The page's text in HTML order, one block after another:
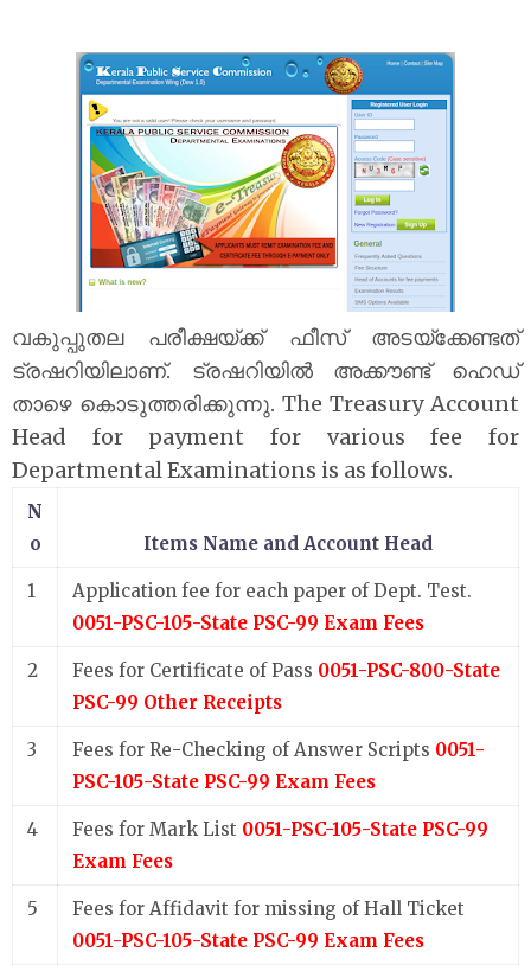
വകുപ്പുതല പരീക്ഷയ്ക്ക് ഫീസ് അടയ്‌ക്കേണ്ടത്
ട്രഷറിയിലാണ്. ട്രഷറിയിൽ അക്കൗണ്ട് ഹെഡ്
താഴെ കൊടുത്തരിക്കുന്നു. The Treasury Account
Head for payment for various fee for
Departmental Examinations is as follows.
N
o
Items Name and Account Head
1
Application fee for each paper of Dept. Test.
0051-PSC-105-State PSC-99 Exam Fees
2 Fees for Certificate of Pass 0051-PSC-800-State
PSC-99 Other Receipts
3 Fees for Re-Checking of Answer Scripts 0051-
PSC-105-State PSC-99 Exam Fees
4 Fees for Mark List 0051-PSC-105-State PSC-99
Exam Fees
5
Fees for Affidavit for missing of Hall Ticket
0051-PSC-105-State PSC-99 Exam Fees